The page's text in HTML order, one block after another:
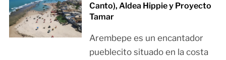
Canto), Aldea Hippie y Proyecto
Tamar
Arembepe es un encantador
pueblecito situado en la costa